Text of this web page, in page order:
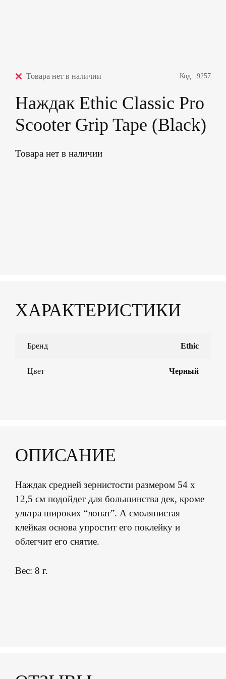
Товара нет в наличии Код:9257
Наждак Ethic Classic Pro
Scooter Grip Tape (Black)
Товара нет в наличии
ХАРАКТЕРИСТИКИ
Бренд Ethic
Цвет Черный
ОПИСАНИЕ
Наждак средней зернистости размером 54 х
12,5 см подойдет для большинства дек, кроме
ультра широких “лопат”. А смолянистая
клейкая основа упростит его поклейку и
облегчит его снятие.
Вес: 8 г.